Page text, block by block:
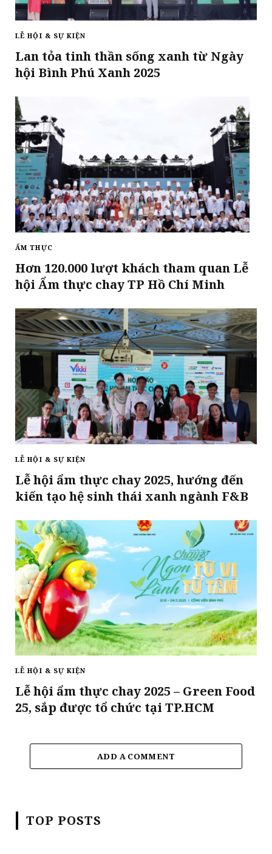
LỄ HỘI & SỰ KIỆN
Lan tỏa tinh thần sống xanh từ Ngày
hội Bình Phú Xanh 2025
ẨM THỰC
Hơn 120.000 lượt khách tham quan Lễ
hội Ẩm thực chay TP Hồ Chí Minh
LỄ HỘI & SỰ KIỆN
Lễ hội ẩm thực chay 2025, hướng đến
kiến tạo hệ sinh thái xanh ngành F&B
LỄ HỘI & SỰ KIỆN
Lễ hội ẩm thực chay 2025 – Green Food
25, sắp được tổ chức tại TP.HCM
ADD A COMMENT
TOP POSTS